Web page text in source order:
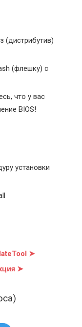
(дистрибутив)
(флешку) с
что у вас
BIOS!
установки
➤
➤